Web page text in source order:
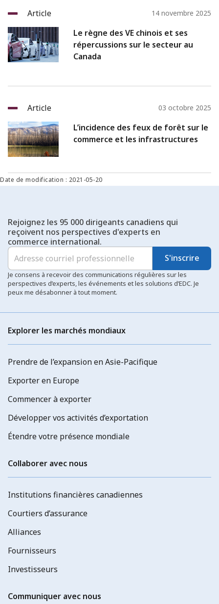
Article 14 novembre 2025
Le règne des VE chinois et ses
répercussions sur le secteur au
Canada
Article 03 octobre 2025
L’incidence des feux de forêt sur le
commerce et les infrastructures
Date de modification : 2021-05-20
Rejoignez les 95 000 dirigeants canadiens qui
reçoivent nos perspectives d'experts en
commerce international.
S'inscrire
Je consens à recevoir des communications régulières sur les
perspectives d’experts, les événements et les solutions d’EDC. Je
peux me désabonner à tout moment.
Explorer les marchés mondiaux
Prendre de l’expansion en Asie-Pacifique
Exporter en Europe
Commencer à exporter
Développer vos activités d’exportation
Étendre votre présence mondiale
Collaborer avec nous
Institutions financières canadiennes
Courtiers d’assurance
Alliances
Fournisseurs
Investisseurs
Communiquer avec nous